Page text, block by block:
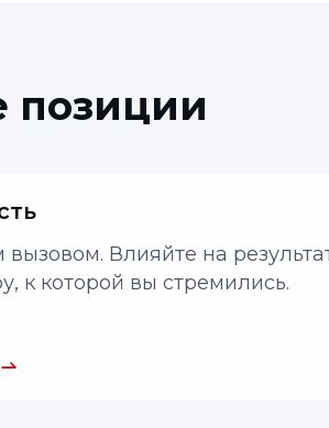
позиции
Влияйте на
к которой вы стремились.